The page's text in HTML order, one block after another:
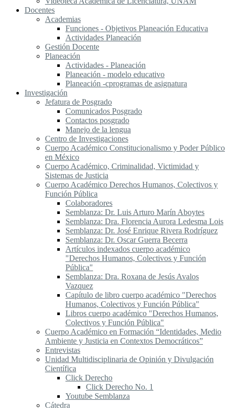
Docentes
Academias
Funciones - Objetivos Planeación Educativa
Actividades Planeación
Gestión Docente
Planeación
Actividades - Planeación
Planeación - modelo educativo
Planeación -cprogramas de asignatura
Investigación
Jefatura de Posgrado
Comunicados Posgrado
Contactos posgrado
Manejo de la lengua
Centro de Investigaciones
Cuerpo Académico Constitucionalismo y Poder Público
en México
Cuerpo Académico, Criminalidad, Victimidad y
Sistemas de Justicia
Cuerpo Académico Derechos Humanos, Colectivos y
Función Pública
Colaboradores
Semblanza: Dr. Luis Arturo Marín Aboytes
Semblanza: Dra. Florencia Aurora Ledesma Lois
Semblanza: Dr. José Enrique Rivera Rodríguez
Semblanza: Dr. Oscar Guerra Becerra
Artículos indexados cuerpo académico
"Derechos Humanos, Colectivos y Función
Pública"
Semblanza: Dra. Roxana de Jesús Avalos
Vazquez
Capítulo de libro cuerpo académico "Derechos
Humanos, Colectivos y Función Pública"
Libros cuerpo académico "Derechos Humanos,
Colectivos y Función Pública"
Cuerpo Académico en Formación “Identidades, Medio
Ambiente y Justicia en Contextos Democráticos”
Entrevistas
Unidad Multidisciplinaria de Opinión y Divulgación
Científica
Click Derecho
Click Derecho No. 1
Youtube Semblanza
Cátedra